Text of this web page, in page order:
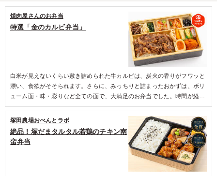
も問題なく満たされました。おかずの種類もたくさんあ
り、それぞれのおかずごとに味の変化があり、最後まで飽
きずに美味しく食べられました。また、冷めていても美味
しいのも高評価です。また利用したいと思います。
東京都目黒区平町
2023/10/04
特選「金のカルビ弁当」
焼肉屋さんのお弁当
白米が見えないくらい敷き詰められた牛カルビは、炭火の香りがフワッと
漂い、食欲がそそられます。さらに、みっちりと詰まったおかずは、ボリ
ューム面・味・彩りなど全ての面で、大満足のお弁当でした。時間が経っ
ても「おいしい」が溢れる焼肉重は、どんなシーンで食べても大好評間違
いなしの商品です。ぜひお召し上がりください。
絶品！塚だまタルタル若鶏のチキン南
蛮弁当
塚田農場おべんとラボ